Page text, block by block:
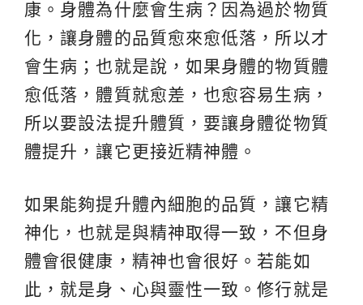
康。身體為什麼會生病？因為過於物質
化，讓身體的品質愈來愈低落，所以才
會生病；也就是說，如果身體的物質體
愈低落，體質就愈差，也愈容易生病，
所以要設法提升體質，要讓身體從物質
體提升，讓它更接近精神體。
如果能夠提升體內細胞的品質，讓它精
神化，也就是與精神取得一致，不但身
體會很健康，精神也會很好。若能如
此，就是身、心與靈性一致。修行就是